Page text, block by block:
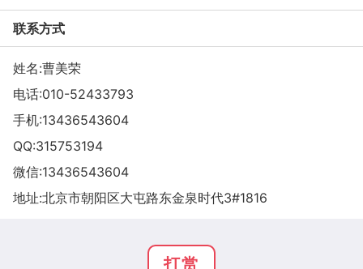
联系方式
姓名:曹美荣
电话:010-52433793
手机:13436543604
QQ:315753194
微信:13436543604
地址:北京市朝阳区大屯路东金泉时代3#1816
打赏